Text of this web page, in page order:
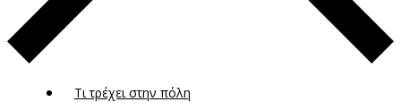
Τι τρέχει στην πόλη